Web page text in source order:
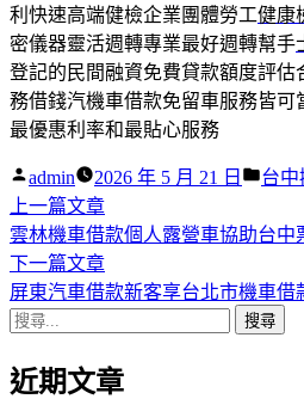
利快速高端健檢企業團體勞工健康
密儀器靈活週轉專業最好週轉幫手
登記的民間融資免費貸款額度評估
務借錢汽機車借款免留車服務皆可
最優惠利率和最貼心服務
作
者:
admin 2026 年 5 月 21 日
分
台中
文
章
導
覽
上一篇文章下
一
篇
文
雲林機車借款個人露營車協助台中
下一篇文章下
一
章:
屏東汽車借款新客享台北市機車借
搜
關
近期文章